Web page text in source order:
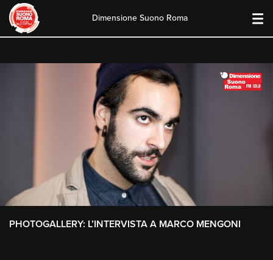
content
Dimensione Suono Roma
PHOTOGALLERY: L’INTERVISTA A MARCO MENGONI